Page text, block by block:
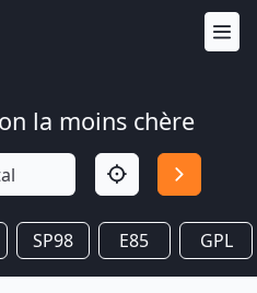
la moins chère
SP98 E85 GPL